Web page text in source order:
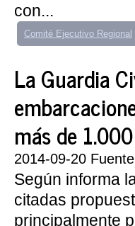
con...
Comité Ejecutivo Regional
La Guardia
más de
2014-09-20
Según informa
citadas
principalmente